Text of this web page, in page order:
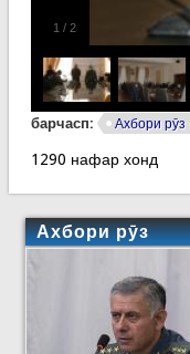
1 / 2
барчасп: Ахбори рӯз
1290 нафар хонд
Ахбори рӯз